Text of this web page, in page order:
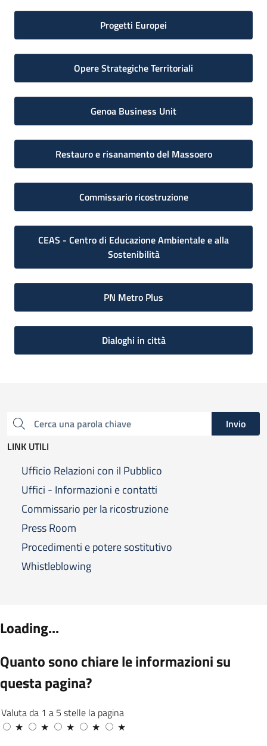
Progetti Europei
Opere Strategiche Territoriali
Genoa Business Unit
Restauro e risanamento del Massoero
Commissario ricostruzione
CEAS - Centro di Educazione Ambientale e alla
Sostenibilità
PN Metro Plus
Dialoghi in città
Cerca una parola chiave
Invio
LINK UTILI
Ufficio Relazioni con il Pubblico
Uffici - Informazioni e contatti
Commissario per la ricostruzione
Press Room
Procedimenti e potere sostitutivo
Whistleblowing